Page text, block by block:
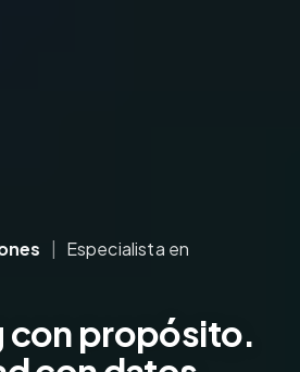
Especialista en
con propósito.